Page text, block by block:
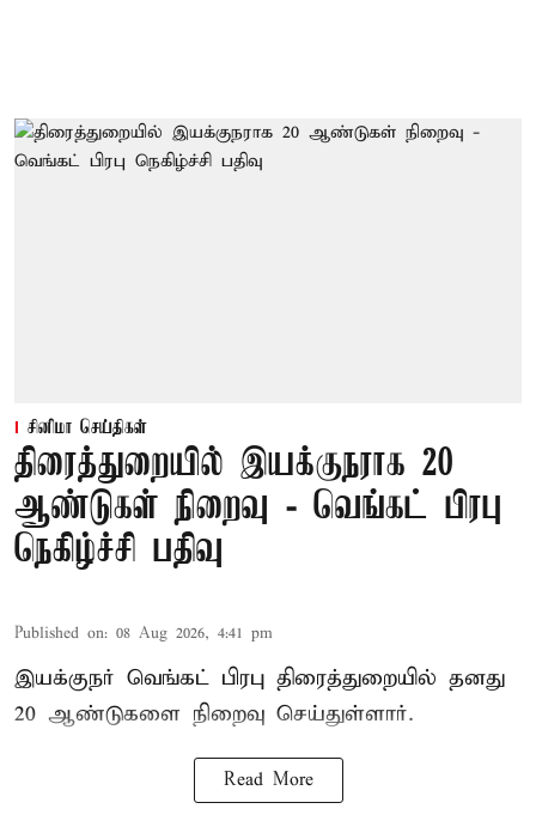
சினிமா செய்திகள்
திரைத்துறையில் இயக்குநராக 20
ஆண்டுகள் நிறைவு - வெங்கட் பிரபு
நெகிழ்ச்சி பதிவு
Published on: 08 Aug 2026, 4:41 pm
இயக்குநர் வெங்கட் பிரபு திரைத்துறையில் தனது
20 ஆண்டுகளை நிறைவு செய்துள்ளார்.
Read More